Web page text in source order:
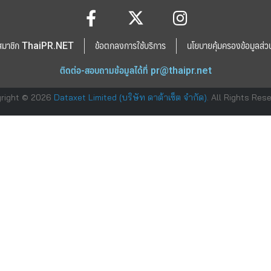
มาชิก ThaiPR.NET ข้อตกลงการใช้บริการ นโยบายคุ้มครองข้อมูลส่
ติดต่อ-สอบถามข้อมูลได้ที่ pr@thaipr.net
© 2026 Dataxet Limited (บริษัท ดาต้าเซ็ต จำกัด). All Rights